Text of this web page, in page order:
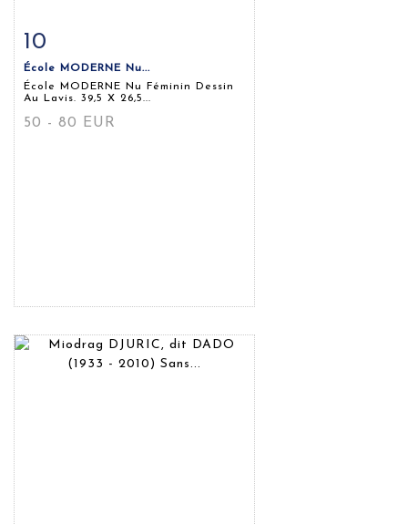
Fiche détaillée
10
École MODERNE Nu...
École MODERNE Nu Féminin Dessin
Au Lavis. 39,5 X 26,5...
50 - 80 EUR